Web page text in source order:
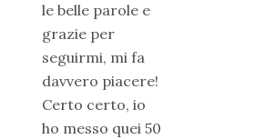
le belle parole e
grazie per
seguirmi, mi fa
davvero piacere!
Certo certo, io
ho messo quei 50